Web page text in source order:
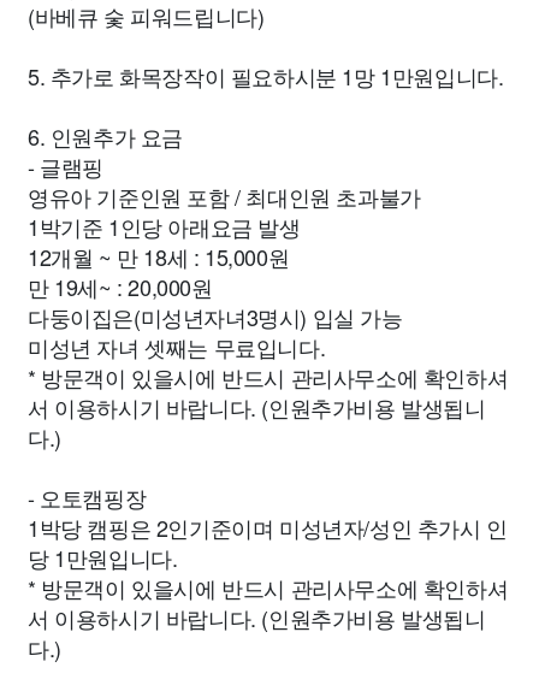
(바베큐 숯 피워드립니다)
5. 추가로 화목장작이 필요하시분 1망 1만원입니다.
6. 인원추가 요금
- 글램핑
영유아 기준인원 포함 / 최대인원 초과불가
1박기준 1인당 아래요금 발생
12개월 ~ 만 18세 : 15,000원
만 19세~ : 20,000원
다둥이집은(미성년자녀3명시) 입실 가능
미성년 자녀 셋째는 무료입니다.
* 방문객이 있을시에 반드시 관리사무소에 확인하셔
서 이용하시기 바랍니다. (인원추가비용 발생됩니
다.)
- 오토캠핑장
1박당 캠핑은 2인기준이며 미성년자/성인 추가시 인
당 1만원입니다.
* 방문객이 있을시에 반드시 관리사무소에 확인하셔
서 이용하시기 바랍니다. (인원추가비용 발생됩니
다.)